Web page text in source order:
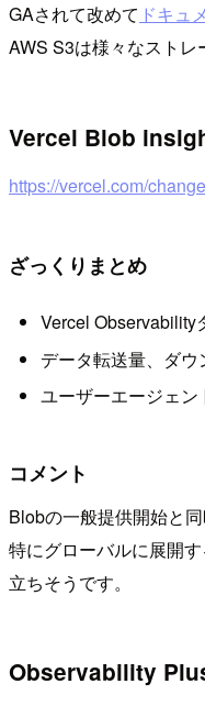
GAされて改めて ドキュ
AWS S3は様々なストレ
Vercel Blob
https://vercel.com/
ざっくりまとめ
Vercel Observability
データ転送量、ダウ
ユーザーエージェン
コメント
Blobの一般提供開始と
特にグローバルに展開
立ちそうです。
Observability